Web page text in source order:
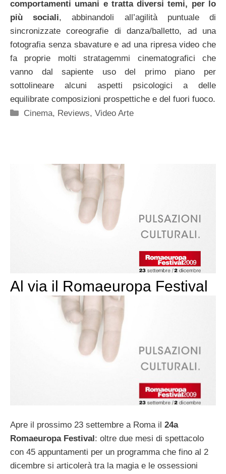
comportamenti umani e tratta diversi temi, per lo
più sociali, abbinandoli all’agilità puntuale di
sincronizzate coreografie di danza/balletto, ad una
fotografia senza sbavature e ad una ripresa video che
fa proprie molti stratagemmi cinematografici che
vanno dal sapiente uso del primo piano per
sottolineare alcuni aspetti psicologici a delle
equilibrate composizioni prospettiche e del fuori fuoco.
Categorie
Cinema, Reviews,Video Arte
Al via il Romaeuropa Festival
Apre il prossimo 23 settembre a Roma il 24a
Romaeuropa Festival : oltre due mesi di spettacolo
con 45 appuntamenti per un programma che fino al 2
dicembre si articolerà tra la magia e le ossessioni